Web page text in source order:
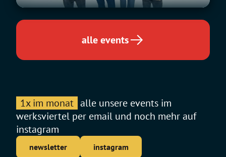
alle events
1x im monat alle unsere events im
werksviertel per email und noch mehr auf
instagram
newsletter instagram